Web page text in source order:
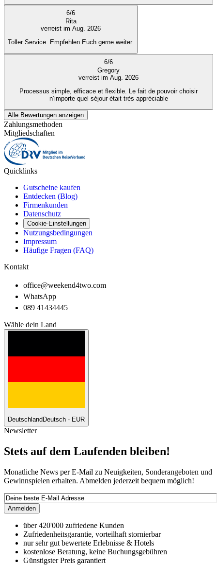
6/6
Rita
verreist im Aug. 2026
Toller Service. Empfehlen Euch gerne weiter.
6/6
Gregory
verreist im Aug. 2026
Processus simple, efficace et flexible. Le fait de pouvoir choisir
n’importe quel séjour était très appréciable
Alle Bewertungen anzeigen
Zahlungsmethoden
Mitgliedschaften
Quicklinks
Gutscheine kaufen
Entdecken (Blog)
Firmenkunden
Datenschutz
Cookie-Einstellungen
Nutzungsbedingungen
Impressum
Häufige Fragen (FAQ)
Kontakt
office@weekend4two.com
WhatsApp
089 41434445
Wähle dein Land
Deutschland Deutsch - EUR
Newsletter
Stets auf dem Laufenden bleiben!
Monatliche News per E-Mail zu Neuigkeiten, Sonderangeboten und
Gewinnspielen erhalten. Abmelden jederzeit bequem möglich!
Anmelden
über 420'000 zufriedene Kunden
Zufriedenheitsgarantie, vorteilhaft stornierbar
nur sehr gut bewertete Erlebnisse & Hotels
kostenlose Beratung, keine Buchungsgebühren
Günstigster Preis garantiert